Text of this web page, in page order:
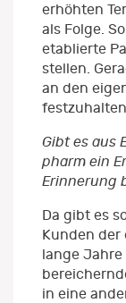
erhöhten
als Folge.
etablierte
stellen.
an den
festzuhalten.
Gibt es aus
pharm ein
Erinnerung
Da gibt es
Kunden der
lange
in eine